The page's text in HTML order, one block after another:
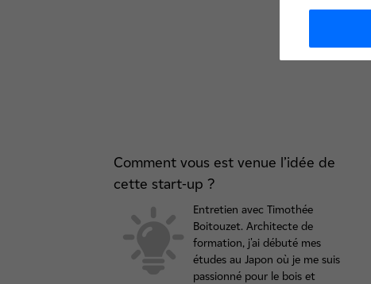
Comment vous est venue l’idée de
cette start-up ?
Entretien avec Timothée
Boitouzet. Architecte de
formation, j'ai débuté mes
études au Japon où je me suis
passionné pour le bois et